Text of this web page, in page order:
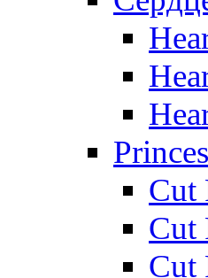
Cut
Cut
Cut